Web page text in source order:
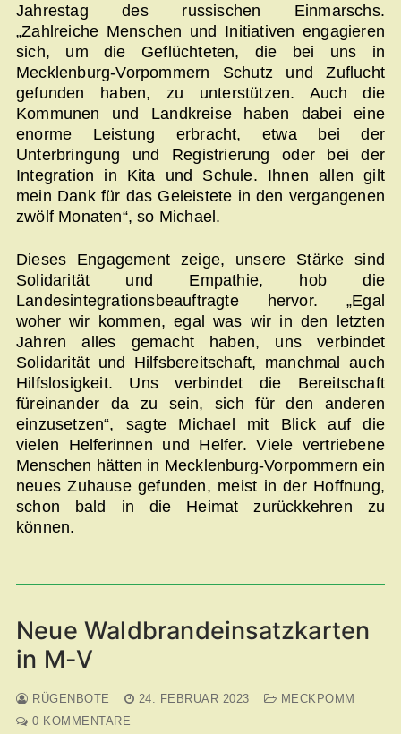
Jahrestag des russischen Einmarschs.
„Zahlreiche Menschen und Initiativen engagieren
sich, um die Geflüchteten, die bei uns in
Mecklenburg-Vorpommern Schutz und Zuflucht
gefunden haben, zu unterstützen. Auch die
Kommunen und Landkreise haben dabei eine
enorme Leistung erbracht, etwa bei der
Unterbringung und Registrierung oder bei der
Integration in Kita und Schule. Ihnen allen gilt
mein Dank für das Geleistete in den vergangenen
zwölf Monaten“, so Michael.
Dieses Engagement zeige, unsere Stärke sind
Solidarität und Empathie, hob die
Landesintegrationsbeauftragte hervor. „Egal
woher wir kommen, egal was wir in den letzten
Jahren alles gemacht haben, uns verbindet
Solidarität und Hilfsbereitschaft, manchmal auch
Hilfslosigkeit. Uns verbindet die Bereitschaft
füreinander da zu sein, sich für den anderen
einzusetzen“, sagte Michael mit Blick auf die
vielen Helferinnen und Helfer. Viele vertriebene
Menschen hätten in Mecklenburg-Vorpommern ein
neues Zuhause gefunden, meist in der Hoffnung,
schon bald in die Heimat zurückkehren zu
können.
Neue Waldbrandeinsatzkarten
in M-V
RÜGENBOTE 24. FEBRUAR 2023
MECKPOMM
0 KOMMENTARE